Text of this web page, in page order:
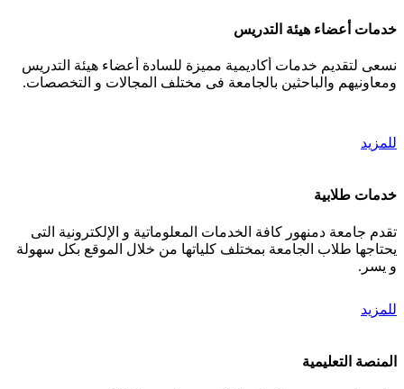
خدمات أعضاء هيئة التدريس
نسعى لتقديم خدمات أكاديمية مميزة للسادة أعضاء هيئة التدريس
ومعاونيهم والباحثين بالجامعة فى مختلف المجالات و التخصصات.
للمزيد
خدمات طلابية
تقدم جامعة دمنهور كافة الخدمات المعلوماتية و الإلكترونية التى
يحتاجها طلاب الجامعة بمختلف كلياتها من خلال الموقع بكل سهولة
و يسر.
للمزيد
المنصة التعليمية